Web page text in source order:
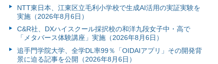
NTT東日本、江東区立毛利小学校で生成AI活用の実証実験を
実施（2026年8月6日）
C&R社、DXハイスクール採択校の和洋九段女子中・高で
「メタバース体験講座」実施（2026年8月6日）
追手門学院大学、全学DL率99％「OIDAIアプリ」その開発背
景に迫る記事を公開（2026年8月6日）